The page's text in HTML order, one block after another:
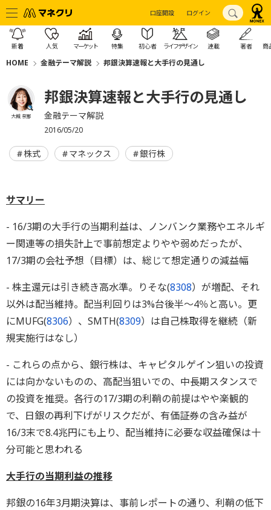
口座開設 ログイン
新着 人気 マーケット 特集 初心者 ライフデザイン 連載 著者 商
HOME 金融テーマ解説 邦銀決算速報と大手行の見通し
大槻 奈那
邦銀決算速報と大手行の見通し
金融テーマ解説
2016/05/20
株式 マネックス 銀行株
サマリー
- 16/3期の大手行の当期利益は、ノンバンク業務やエネルギ
ー関連等の損失計上で事前想定よりやや弱めだったが、
17/3期の会社予想（目標）は、総じて想定通りの減益幅
- 株主還元は引き続き高水準。りそな(8308）が増配、それ
以外は配当維持。配当利回りは3%台後半～4％と高い。更
にMUFG(8306）、SMTH(8309）は自己株取得を継続（新
規実施行はなし）
- これらの点から、銀行株は、キャピタルゲイン狙いの投資
には向かないものの、高配当狙いでの、中長期スタンスで
の投資を推奨。各行の17/3期の利鞘の前提はやや楽観的
で、日銀の再利下げがリスクだが、有価証券の含み益が
16/3末で8.4兆円にも上り、配当維持に必要な収益確保は十
分可能と思われる
大手行の当期利益の推移
邦銀の16年3月期決算は、事前レポートの通り、利鞘の低下